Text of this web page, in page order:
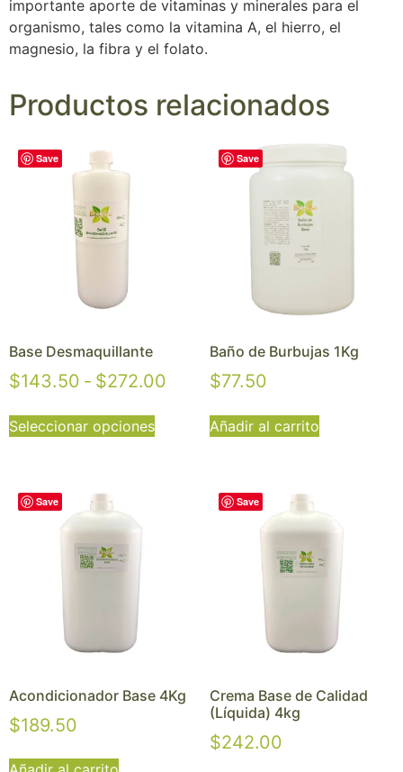
importante aporte de vitaminas y minerales para el
organismo, tales como la vitamina A, el hierro, el
magnesio, la fibra y el folato.
Productos relacionados
Save
Base Desmaquillante
$143.50 - $272.00
Seleccionar opciones
Save
Baño de Burbujas 1Kg
$77.50
Añadir al carrito
Save
Acondicionador Base 4Kg
$189.50
Save
Crema Base de Calidad
(Líquida) 4kg
$242.00